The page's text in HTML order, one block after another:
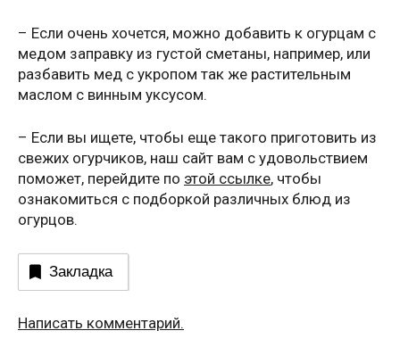
– Если очень хочется, можно добавить к огурцам с
медом заправку из густой сметаны, например, или
разбавить мед с укропом так же растительным
маслом с винным уксусом.
– Если вы ищете, чтобы еще такого приготовить из
свежих огурчиков, наш сайт вам с удовольствием
поможет, перейдите по этой ссылке, чтобы
ознакомиться с подборкой различных блюд из
огурцов.
Закладка
Написать комментарий.